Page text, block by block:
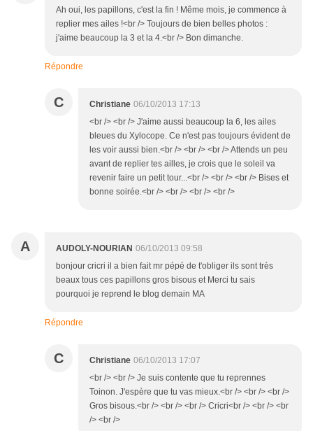
Ah oui, les papillons, c'est la fin ! Même mois, je commence à
replier mes ailes !<br /> Toujours de bien belles photos :
j'aime beaucoup la 3 et la 4.<br /> Bon dimanche.
Répondre
C Christiane 06/10/2013 17:13
<br /> <br /> J'aime aussi beaucoup la 6, les ailes
bleues du Xylocope. Ce n'est pas toujours évident de
les voir aussi bien.<br /> <br /> <br /> Attends un peu
avant de replier tes ailles, je crois que le soleil va
revenir faire un petit tour...<br /> <br /> <br /> Bises et
bonne soirée.<br /> <br /> <br /> <br />
A AUDOLY-NOURIAN 06/10/2013 09:58
bonjour cricri il a bien fait mr pépé de t'obliger ils sont très
beaux tous ces papillons gros bisous et Merci tu sais
pourquoi je reprend le blog demain MA
Répondre
C Christiane 06/10/2013 17:07
<br /> <br /> Je suis contente que tu reprennes
Toinon. J'espère que tu vas mieux.<br /> <br /> <br />
Gros bisous.<br /> <br /> <br /> Cricri<br /> <br /> <br
/> <br />